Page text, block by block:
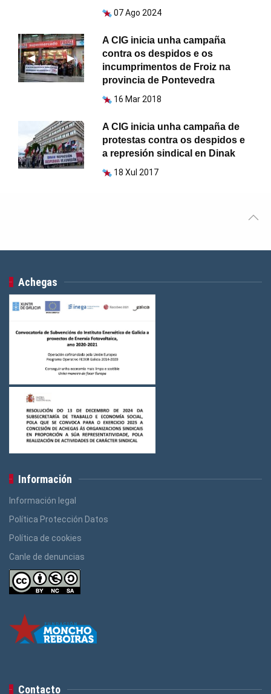
07 Ago 2024
Anterior
◀︎ Seguinte
▶︎
A CIG inicia unha campaña
contra os despidos e os
incumprimentos de Froiz na
provincia de Pontevedra
16 Mar 2018
A CIG inicia unha campaña de
protestas contra os despidos e
a represión sindical en Dinak
18 Xul 2017
Achegas
Información
Información legal
Política Protección Datos
Política de cookies
Canle de denuncias
Contacto